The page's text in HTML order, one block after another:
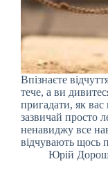
Впізнаєте
тече, а ви
пригадати, як вас
зазвичай просто
ненавиджу все
відчувають щось
Юрій